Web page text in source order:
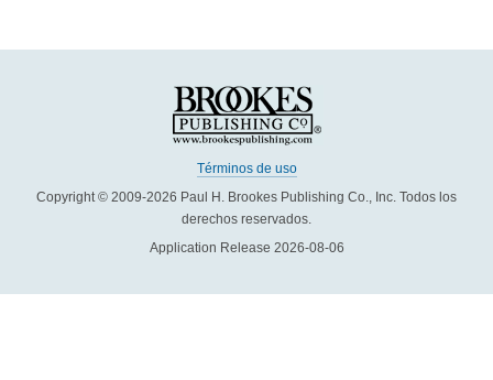
Términos de uso
Copyright © 2009-2026 Paul H. Brookes Publishing Co., Inc. Todos los
derechos reservados.
Application Release 2026-08-06